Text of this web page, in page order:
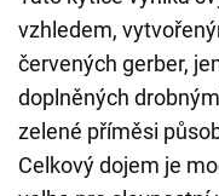
vzhledem,
červených gerber,
doplněných
zelené příměsi
Celkový dojem je